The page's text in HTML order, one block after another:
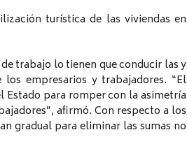
turística de las viviendas en
trabajo lo tienen que conducir las y
empresarios y trabajadores. “El
para romper con la asimetría
afirmó. Con respecto a los
gradual para eliminar las sumas no